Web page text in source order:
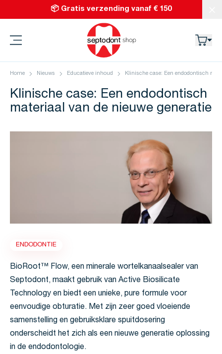
Ga naar de inhoud📦 Gratis verzending vanaf € 150
Septodont
Home Nieuws Educatieve inhoud Klinische case: Een endodontisch
Klinische case: Een endodontisch
materiaal van de nieuwe generatie
ENDODONTIE
BioRoot™ Flow, een minerale wortelkanaalsealer van
Septodont, maakt gebruik van Active Biosilicate
Technology en biedt een unieke, pure formule voor
eenvoudige obturatie. Met zijn zeer goed vloeiende
samenstelling en gebruiksklare spuitdosering
onderscheidt het zich als een nieuwe generatie oplossing
in de endodontologie.